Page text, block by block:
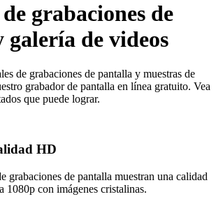
grabaciones de
de videos
de grabaciones de pantalla y muestras de
grabador de pantalla en línea gratuito. Vea
que puede lograr.
HD
grabaciones de pantalla muestran una calidad
1080p con imágenes cristalinas.